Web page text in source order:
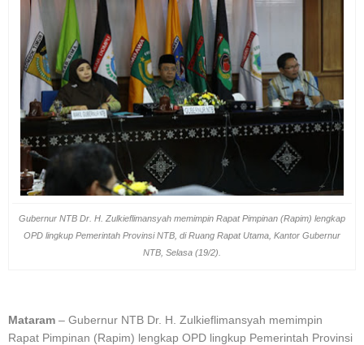
Gubernur NTB Dr. H. Zulkieflimansyah memimpin Rapat Pimpinan (Rapim) lengkap
OPD lingkup Pemerintah Provinsi NTB, di Ruang Rapat Utama, Kantor Gubernur
NTB, Selasa (19/2).
Mataram – Gubernur NTB Dr. H. Zulkieflimansyah memimpin
Rapat Pimpinan (Rapim) lengkap OPD lingkup Pemerintah Provinsi